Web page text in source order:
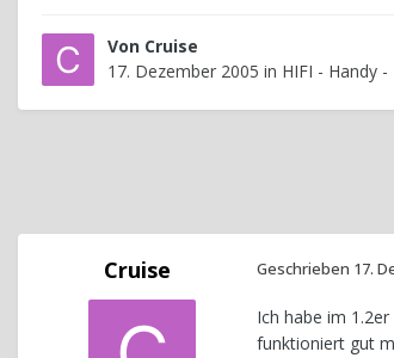
Von Cruise
17. Dezember 2005 in HIFI - Handy -
Cruise Geschrieben 17.
Ich habe im
funktioniert gut